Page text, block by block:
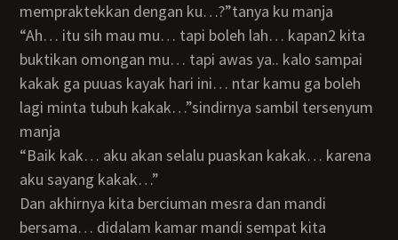
mempraktekkan dengan ku…?”tanya ku manja
“ah… itu sih mau mu… tapi boleh lah… kapan2 kita
buktikan omongan mu… tapi awas ya.. kalo sampai
kakak ga puuas kayak hari ini… ntar kamu ga boleh
lagi minta tubuh kakak…”sindirnya sambil tersenyum
manja
“baik kak… aku akan selalu puaskan kakak… karena
aku sayang kakak…”
Dan akhirnya kita berciuman mesra dan mandi
bersama… didalam kamar mandi sempat kita